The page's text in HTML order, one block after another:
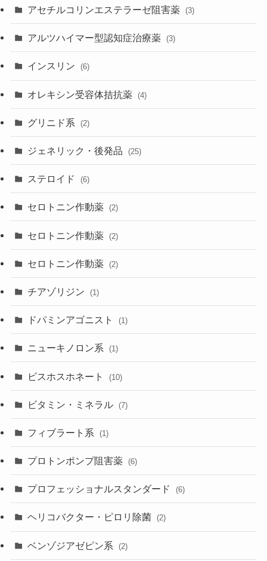
アセチルコリンエステラーゼ阻害薬 (3)
アルツハイマー型認知症治療薬 (3)
インスリン (6)
オレキシン受容体拮抗薬 (4)
グリニド系 (2)
ジェネリック・後発品 (25)
ステロイド (6)
セロトニン作動薬 (2)
セロトニン作動薬 (2)
セロトニン作動薬 (2)
チアゾリジン (1)
ドパミンアゴニスト (1)
ニューキノロン系 (1)
ビスホスホネート (10)
ビタミン・ミネラル (7)
フィブラート系 (1)
プロトンポンプ阻害薬 (6)
プロフェッショナルスタンダード (6)
ヘリコバクター・ピロリ除菌 (2)
ベンゾジアゼピン系 (2)